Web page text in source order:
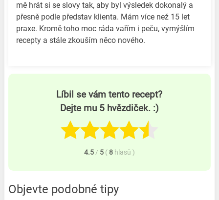
mě hrát si se slovy tak, aby byl výsledek dokonalý a
přesně podle představ klienta. Mám více než 15 let
praxe. Kromě toho moc ráda vařím i peču, vymýšlím
recepty a stále zkouším něco nového.
Líbil se vám tento recept?
Dejte mu 5 hvězdiček. :)
4.5 / 5 (8 hlasů )
Objevte podobné tipy